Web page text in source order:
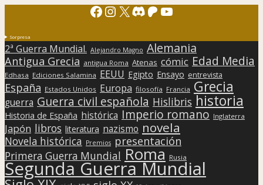
Facebook
Instagram
X Discord
Patreon
YouTube
Sorpresa
2ª Guerra Mundial. Alejandro Magno Alemania
Antigua Grecia antigua Roma Atenas cómic Edad Media
Edhasa Ediciones Salamina EEUU Egipto Ensayo entrevista
España Estados Unidos Europa filosofía Francia Grecia
guerra Guerra civil española Hislibris historia
Historia de España histórica Imperio romano Inglaterra
Japón libros literatura nazismo novela
Novela histórica Premios presentación
Primera Guerra Mundial Roma Rusia
Segunda Guerra Mundial